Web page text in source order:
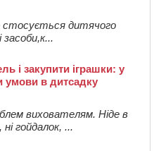
стосується дитячого
засоби,к...
і закупити іграшки: у
умови в дитсадку
вихователям. Ніде в
ні гойдалок, ...